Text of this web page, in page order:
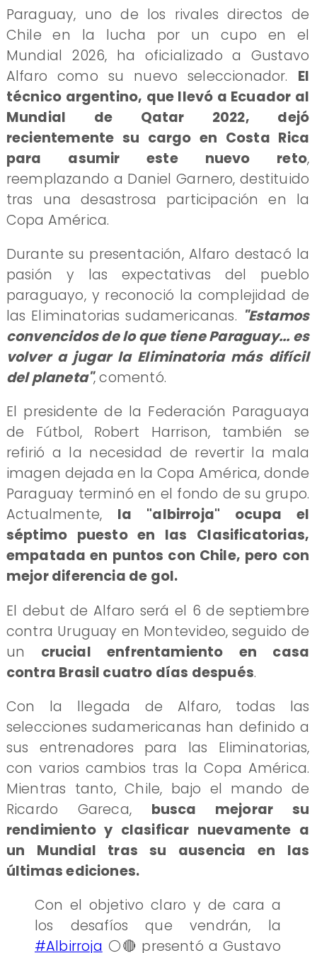
Paraguay, uno de los rivales directos de
Chile en la lucha por un cupo en el
Mundial 2026, ha oficializado a Gustavo
Alfaro como su nuevo seleccionador. El
técnico argentino, que llevó a Ecuador al
Mundial de Qatar 2022, dejó
recientemente su cargo en Costa Rica
para asumir este nuevo reto,
reemplazando a Daniel Garnero, destituido
tras una desastrosa participación en la
Copa América.
Durante su presentación, Alfaro destacó la
pasión y las expectativas del pueblo
paraguayo, y reconoció la complejidad de
las Eliminatorias sudamericanas. "Estamos
convencidos de lo que tiene Paraguay... es
volver a jugar la Eliminatoria más difícil
del planeta", comentó.
El presidente de la Federación Paraguaya
de Fútbol, Robert Harrison, también se
refirió a la necesidad de revertir la mala
imagen dejada en la Copa América, donde
Paraguay terminó en el fondo de su grupo.
Actualmente, la "albirroja" ocupa el
séptimo puesto en las Clasificatorias,
empatada en puntos con Chile, pero con
mejor diferencia de gol.
El debut de Alfaro será el 6 de septiembre
contra Uruguay en Montevideo, seguido de
un crucial enfrentamiento en casa
contra Brasil cuatro días después.
Con la llegada de Alfaro, todas las
selecciones sudamericanas han definido a
sus entrenadores para las Eliminatorias,
con varios cambios tras la Copa América.
Mientras tanto, Chile, bajo el mando de
Ricardo Gareca, busca mejorar su
rendimiento y clasificar nuevamente a
un Mundial tras su ausencia en las
últimas ediciones.
Con el objetivo claro y de cara a
los desafíos que vendrán, la
#Albirroja ⚪🔴 presentó a Gustavo